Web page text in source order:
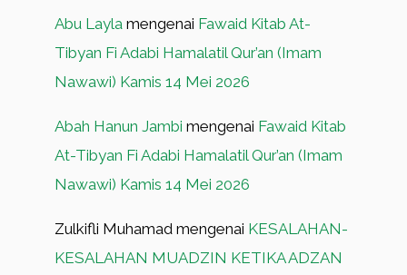
Abu Layla mengenai Fawaid Kitab At-
Tibyan Fi Adabi Hamalatil Qur’an (Imam
Nawawi) Kamis 14 Mei 2026
Abah Hanun Jambi mengenai Fawaid Kitab
At-Tibyan Fi Adabi Hamalatil Qur’an (Imam
Nawawi) Kamis 14 Mei 2026
Zulkifli Muhamad mengenai KESALAHAN-
KESALAHAN MUADZIN KETIKA ADZAN